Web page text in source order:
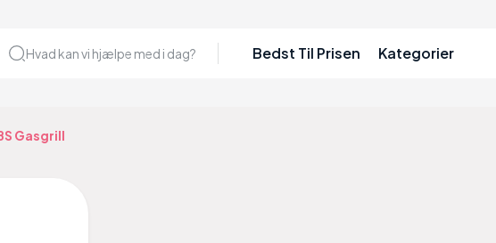
Hvad kan vi hjælpe med i dag? Bedst Til Prisen Kategorier
Gasgrill